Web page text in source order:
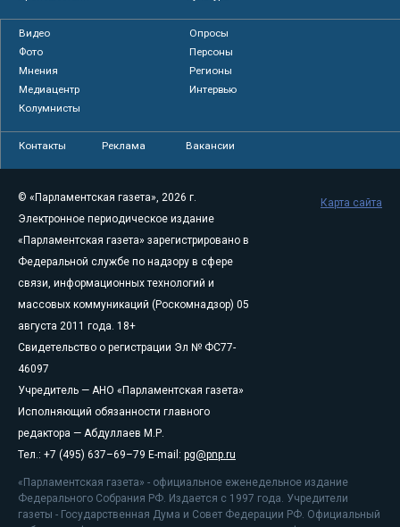
Видео
Опросы
Фото
Персоны
Мнения
Регионы
Медиацентр
Интервью
Колумнисты
Контакты Реклама Вакансии
© «Парламентская газета», 2026 г.
Электронное периодическое издание
«Парламентская газета» зарегистрировано в
Федеральной службе по надзору в сфере
связи, информационных технологий и
массовых коммуникаций (Роскомнадзор) 05
августа 2011 года. 18+
Свидетельство о регистрации Эл № ФС77-
46097
Учредитель — АНО «Парламентская газета»
Исполняющий обязанности главного
редактора — Абдуллаев М.Р.
Тел.: +7 (495) 637–69–79 E-mail: pg@pnp.ru
«Парламентская газета» - официальное еженедельное издание
Федерального Собрания РФ. Издается с 1997 года. Учредители
газеты - Государственная Дума и Совет Федерации РФ. Официальный
Карта сайта